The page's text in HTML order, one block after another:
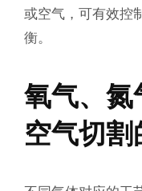
或空气，可有效控
衡。
氧气、氮
空气切